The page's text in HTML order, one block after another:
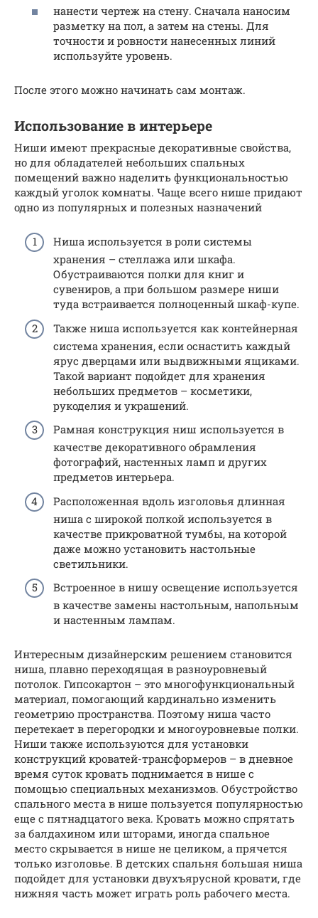
нанести чертеж на стену. Сначала наносим
разметку на пол, а затем на стены. Для
точности и ровности нанесенных линий
используйте уровень.
После этого можно начинать сам монтаж.
Использование в интерьере
Ниши имеют прекрасные декоративные свойства,
но для обладателей небольших спальных
помещений важно наделить функциональностью
каждый уголок комнаты. Чаще всего нише придают
одно из популярных и полезных назначений
Ниша используется в роли системы
хранения – стеллажа или шкафа.
Обустраиваются полки для книг и
сувениров, а при большом размере ниши
туда встраивается полноценный шкаф-купе.
Также ниша используется как контейнерная
система хранения, если оснастить каждый
ярус дверцами или выдвижными ящиками.
Такой вариант подойдет для хранения
небольших предметов – косметики,
рукоделия и украшений.
Рамная конструкция ниш используется в
качестве декоративного обрамления
фотографий, настенных ламп и других
предметов интерьера.
Расположенная вдоль изголовья длинная
ниша с широкой полкой используется в
качестве прикроватной тумбы, на которой
даже можно установить настольные
светильники.
Встроенное в нишу освещение используется
в качестве замены настольным, напольным
и настенным лампам.
Интересным дизайнерским решением становится
ниша, плавно переходящая в разноуровневый
потолок. Гипсокартон – это многофункциональный
материал, помогающий кардинально изменить
геометрию пространства. Поэтому ниша часто
перетекает в перегородки и многоуровневые полки.
Ниши также используются для установки
конструкций кроватей-трансформеров – в дневное
время суток кровать поднимается в нише с
помощью специальных механизмов. Обустройство
спального места в нише пользуется популярностью
еще с пятнадцатого века. Кровать можно спрятать
за балдахином или шторами, иногда спальное
место скрывается в нише не целиком, а прячется
только изголовье. В детских спальня большая ниша
подойдет для установки двухъярусной кровати, где
нижняя часть может играть роль рабочего места.